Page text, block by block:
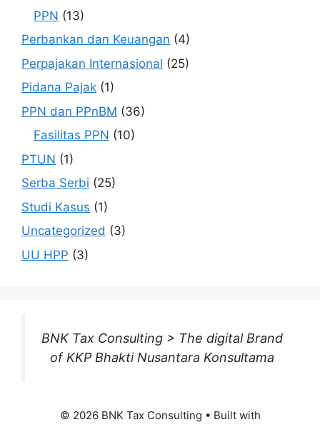
PPN (13)
Perbankan dan Keuangan (4)
Perpajakan Internasional (25)
Pidana Pajak (1)
PPN dan PPnBM (36)
Fasilitas PPN (10)
PTUN (1)
Serba Serbi (25)
Studi Kasus (1)
Uncategorized (3)
UU HPP (3)
BNK Tax Consulting > The digital Brand
of KKP Bhakti Nusantara Konsultama
© 2026 BNK Tax Consulting • Built with